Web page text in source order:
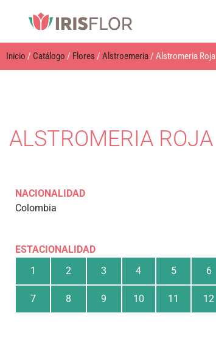
Inicio / Catálogo / Flores / Alstroemeria/ Alstromeria Roja
ALSTROMERIA ROJA
NACIONALIDAD
Colombia
ESTACIONALIDAD
1
2 3 4 5 6
7 8 9 10 11 12